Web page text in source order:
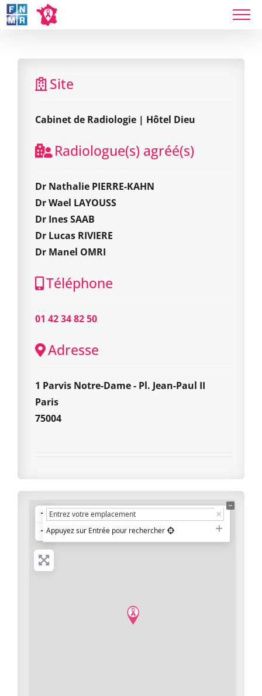
Skip
to
Site
Cabinet de Radiologie | Hôtel Dieu
Radiologue(s) agréé(s)
Dr Nathalie PIERRE-KAHN
Dr Wael LAYOUSS
Dr Ines SAAB
Dr Lucas RIVIERE
Dr Manel OMRI
Téléphone
01 42 34 82 50
Adresse
1 Parvis Notre-Dame - Pl. Jean-Paul II
Paris
75004
+
−Appuyez sur Entrée pour rechercher